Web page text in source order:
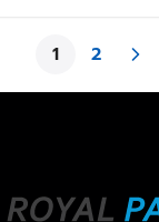
1 2